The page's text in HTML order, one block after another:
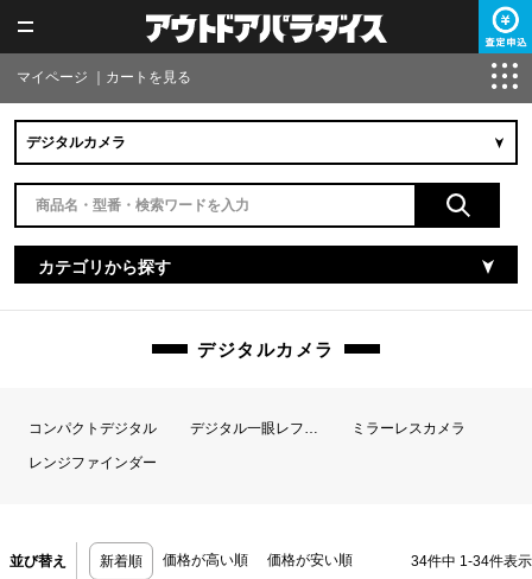
マイページ カートを見る
カテゴリから探す
デジタルカメラ
コンパクトデジタル デジタル一眼レフカメラ ミラーレスカメラ
レンジファインダー
並び替え 新着順 価格が高い順 価格が安い順 34件中 1-34件表示